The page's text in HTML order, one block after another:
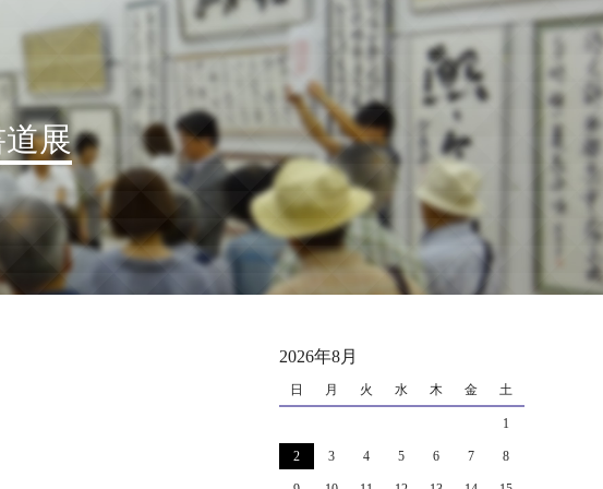
道展
2026年8月
日 月 火 水 木 金 土
1
2 3 4 5 6 7 8